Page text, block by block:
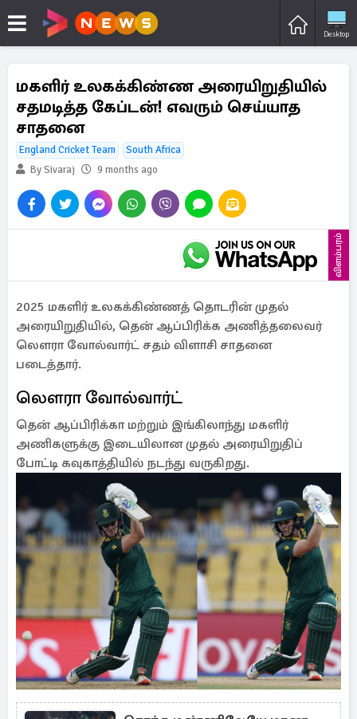
Desktop
மகளிர் உலகக்கிண்ண அரையிறுதியில்
சதமடித்த கேப்டன்! எவரும் செய்யாத
சாதனை
England Cricket Team
South Africa
By Sivaraj
9 months ago
விளம்பரம்
2025 மகளிர் உலகக்கிண்ணத் தொடரின் முதல்
அரையிறுதியில், தென் ஆப்பிரிக்க அணித்தலைவர்
லௌரா வோல்வார்ட் சதம் விளாசி சாதனை
படைத்தார்.
லௌரா வோல்வார்ட்
தென் ஆப்பிரிக்கா மற்றும் இங்கிலாந்து மகளிர்
அணிகளுக்கு இடையிலான முதல் அரையிறுதிப்
போட்டி கவுகாத்தியில் நடந்து வருகிறது.